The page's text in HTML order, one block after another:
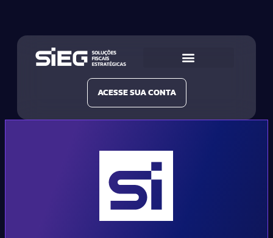
ACESSE SUA CONTA